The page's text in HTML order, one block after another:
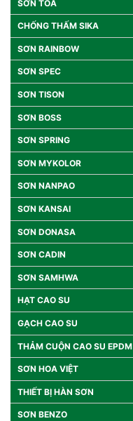
SƠN TOA
CHỐNG THẤM SIKA
SƠN RAINBOW
SƠN SPEC
SƠN TISON
SƠN BOSS
SƠN SPRING
SƠN MYKOLOR
SƠN NANPAO
SƠN KANSAI
SƠN DONASA
SƠN CADIN
SƠN SAMHWA
HẠT CAO SU
GẠCH CAO SU
THẢM CUỘN CAO SU EPDM
SƠN HOA VIỆT
THIẾT BỊ HÀN SƠN
SƠN BENZO